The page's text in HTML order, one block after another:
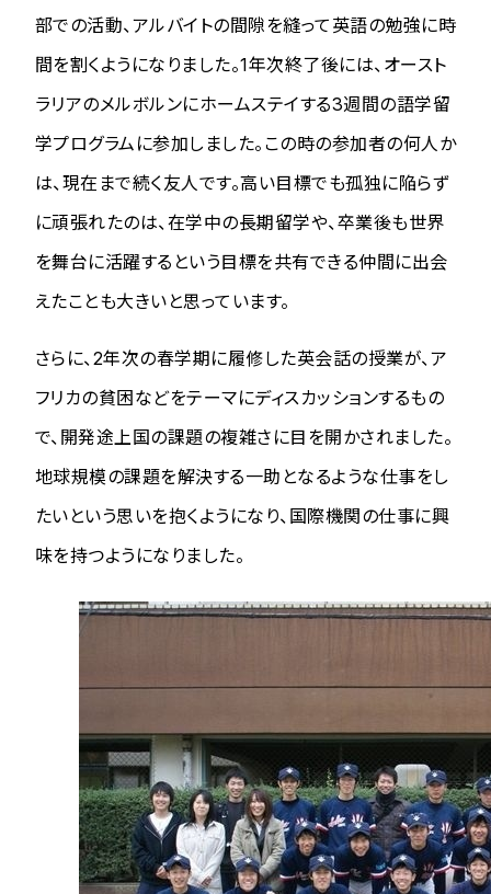
部での活動、アルバイトの間隙を縫って英語の勉強に時
間を割くようになりました。1年次終了後には、オースト
ラリアのメルボルンにホームステイする3週間の語学留
学プログラムに参加しました。この時の参加者の何人か
は、現在まで続く友人です。高い目標でも孤独に陥らず
に頑張れたのは、在学中の長期留学や、卒業後も世界
を舞台に活躍するという目標を共有できる仲間に出会
えたことも大きいと思っています。
さらに、2年次の春学期に履修した英会話の授業が、ア
フリカの貧困などをテーマにディスカッションするもの
で、開発途上国の課題の複雑さに目を開かされました。
地球規模の課題を解決する一助となるような仕事をし
たいという思いを抱くようになり、国際機関の仕事に興
味を持つようになりました。